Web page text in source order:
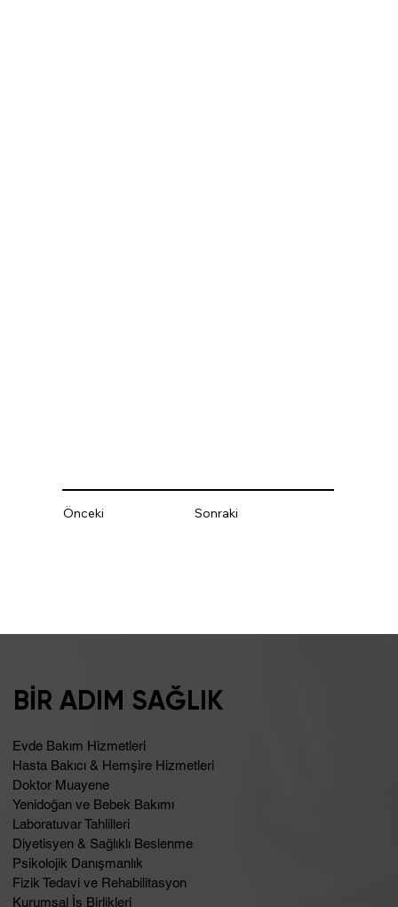
Önceki Sonraki
BİR ADIM SAĞLIK
Evde Bakım Hizmetleri
Hasta Bakıcı & Hemşire Hizmetleri
Doktor Muayene
Yenidoğan ve Bebek Bakımı
Laboratuvar Tahlilleri
Diyetisyen & Sağlıklı Beslenme
Psikolojik Danışmanlık
Fizik Tedavi ve Rehabilitasyon
Kurumsal İş Birlikleri